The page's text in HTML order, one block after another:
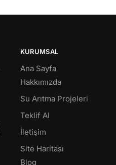
KURUMSAL
Ana Sayfa
Hakkımızda
Su Arıtma Projeleri
Teklif Al
İletişim
Site Haritası
Blog